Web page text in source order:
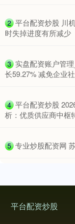
2 平台配资炒股 川
时失掉进度有所减少
3 实盘配资账户管
长59.27% 减免企业
4 平台配资炒股
析：优质供应商中枢
5 专业炒股配资网
平台配资炒股